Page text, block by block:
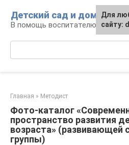
контенту
Детский сад и дом
В помощь воспитателю и
Главная » Методист
Фото-каталог
пространство развития
возраста» (развивающей
группы)
Для
сайту: